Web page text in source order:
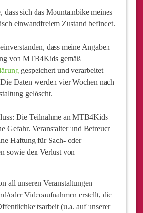
dass sich das Mountainbike meines
einwandfreiem Zustand befindet.
dass meine Angaben
von MTB4Kids gemäß
gespeichert und verarbeitet
Daten werden vier Wochen nach
gelöscht.
Die Teilnahme an MTB4Kids
Gefahr. Veranstalter und Betreuer
Haftung für Sach- oder
sowie den Verlust von
all unseren Veranstaltungen
oder Videoaufnahmen erstellt, die
(u.a. auf unserer